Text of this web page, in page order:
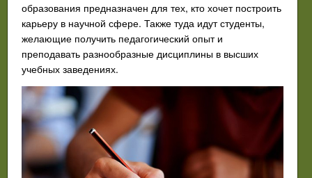
образования предназначен для тех, кто хочет построить
карьеру в научной сфере. Также туда идут студенты,
желающие получить педагогический опыт и
преподавать разнообразные дисциплины в высших
учебных заведениях.